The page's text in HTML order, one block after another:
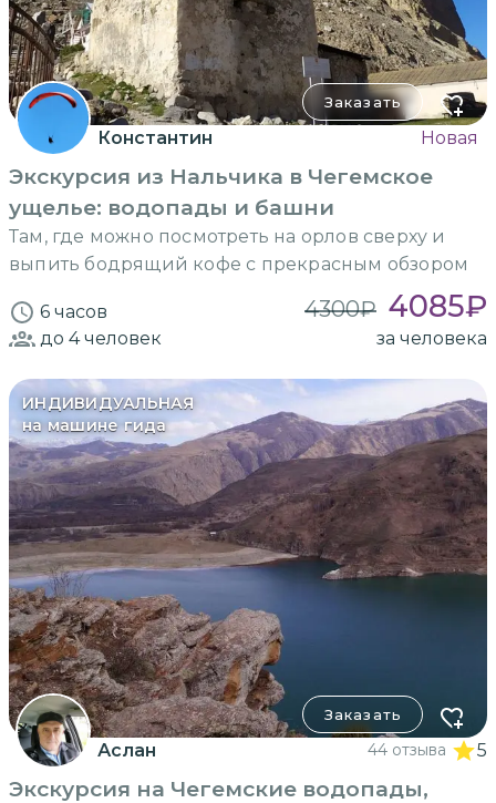
Заказать
Константин Новая
Экскурсия из Нальчика в Чегемское
ущелье: водопады и башни
Там, где можно посмотреть на орлов сверху и
выпить бодрящий кофе с прекрасным обзором
6 часов 4300₽ 4085₽
до 4человек за человека
ИНДИВИДУАЛЬНАЯ
на машине гида
Заказать
Аслан 44 отзыва 5
Экскурсия на Чегемские водопады,